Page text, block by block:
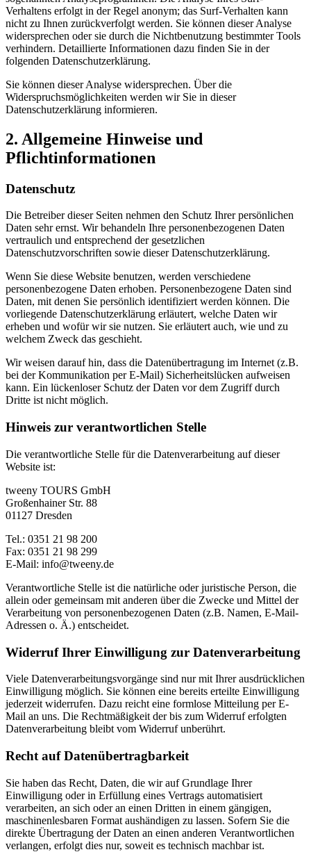
Verhaltens erfolgt in der Regel anonym; das Surf-Verhalten kann
nicht zu Ihnen zurückverfolgt werden. Sie können dieser Analyse
widersprechen oder sie durch die Nichtbenutzung bestimmter Tools
verhindern. Detaillierte Informationen dazu finden Sie in der
folgenden Datenschutzerklärung.
Sie können dieser Analyse widersprechen. Über die
Widerspruchsmöglichkeiten werden wir Sie in dieser
Datenschutzerklärung informieren.
2. Allgemeine Hinweise und
Pflichtinformationen
Datenschutz
Die Betreiber dieser Seiten nehmen den Schutz Ihrer persönlichen
Daten sehr ernst. Wir behandeln Ihre personenbezogenen Daten
vertraulich und entsprechend der gesetzlichen
Datenschutzvorschriften sowie dieser Datenschutzerklärung.
Wenn Sie diese Website benutzen, werden verschiedene
personenbezogene Daten erhoben. Personenbezogene Daten sind
Daten, mit denen Sie persönlich identifiziert werden können. Die
vorliegende Datenschutzerklärung erläutert, welche Daten wir
erheben und wofür wir sie nutzen. Sie erläutert auch, wie und zu
welchem Zweck das geschieht.
Wir weisen darauf hin, dass die Datenübertragung im Internet (z.B.
bei der Kommunikation per E-Mail) Sicherheitslücken aufweisen
kann. Ein lückenloser Schutz der Daten vor dem Zugriff durch
Dritte ist nicht möglich.
Hinweis zur verantwortlichen Stelle
Die verantwortliche Stelle für die Datenverarbeitung auf dieser
Website ist:
tweeny TOURS GmbH
Großenhainer Str. 88
01127 Dresden
Tel.: 0351 21 98 200
Fax: 0351 21 98 299
E-Mail: info@tweeny.de
Verantwortliche Stelle ist die natürliche oder juristische Person, die
allein oder gemeinsam mit anderen über die Zwecke und Mittel der
Verarbeitung von personenbezogenen Daten (z.B. Namen, E-Mail-
Adressen o. Ä.) entscheidet.
Widerruf Ihrer Einwilligung zur Datenverarbeitung
Viele Datenverarbeitungsvorgänge sind nur mit Ihrer ausdrücklichen
Einwilligung möglich. Sie können eine bereits erteilte Einwilligung
jederzeit widerrufen. Dazu reicht eine formlose Mitteilung per E-
Mail an uns. Die Rechtmäßigkeit der bis zum Widerruf erfolgten
Datenverarbeitung bleibt vom Widerruf unberührt.
Recht auf Datenübertragbarkeit
Sie haben das Recht, Daten, die wir auf Grundlage Ihrer
Einwilligung oder in Erfüllung eines Vertrags automatisiert
verarbeiten, an sich oder an einen Dritten in einem gängigen,
maschinenlesbaren Format aushändigen zu lassen. Sofern Sie die
direkte Übertragung der Daten an einen anderen Verantwortlichen
verlangen, erfolgt dies nur, soweit es technisch machbar ist.